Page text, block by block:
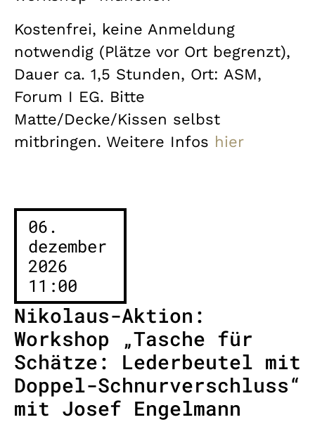
Kostenfrei, keine Anmeldung
notwendig (Plätze vor Ort begrenzt),
Dauer ca. 1,5 Stunden, Ort: ASM,
Forum I EG. Bitte
Matte/Decke/Kissen selbst
mitbringen. Weitere Infos hier
06.
dezember
2026
11:00
Nikolaus-Aktion:
Workshop „Tasche für
Schätze: Lederbeutel mit
Doppel-Schnurverschluss“
mit Josef Engelmann